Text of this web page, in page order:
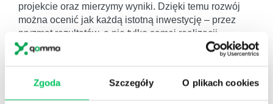
Zgoda Szczegóły O plikach cookies
projekcie oraz mierzymy wyniki. Dzięki temu rozwój
można ocenić jak każdą istotną inwestycję – przez
pryzmat rezultatów, a nie tylko samej realizacji
programu. Podpowiadamy też HR, jak „celebrować”,
czyli uwidocznić sukces szkoleniowy w organizacji.